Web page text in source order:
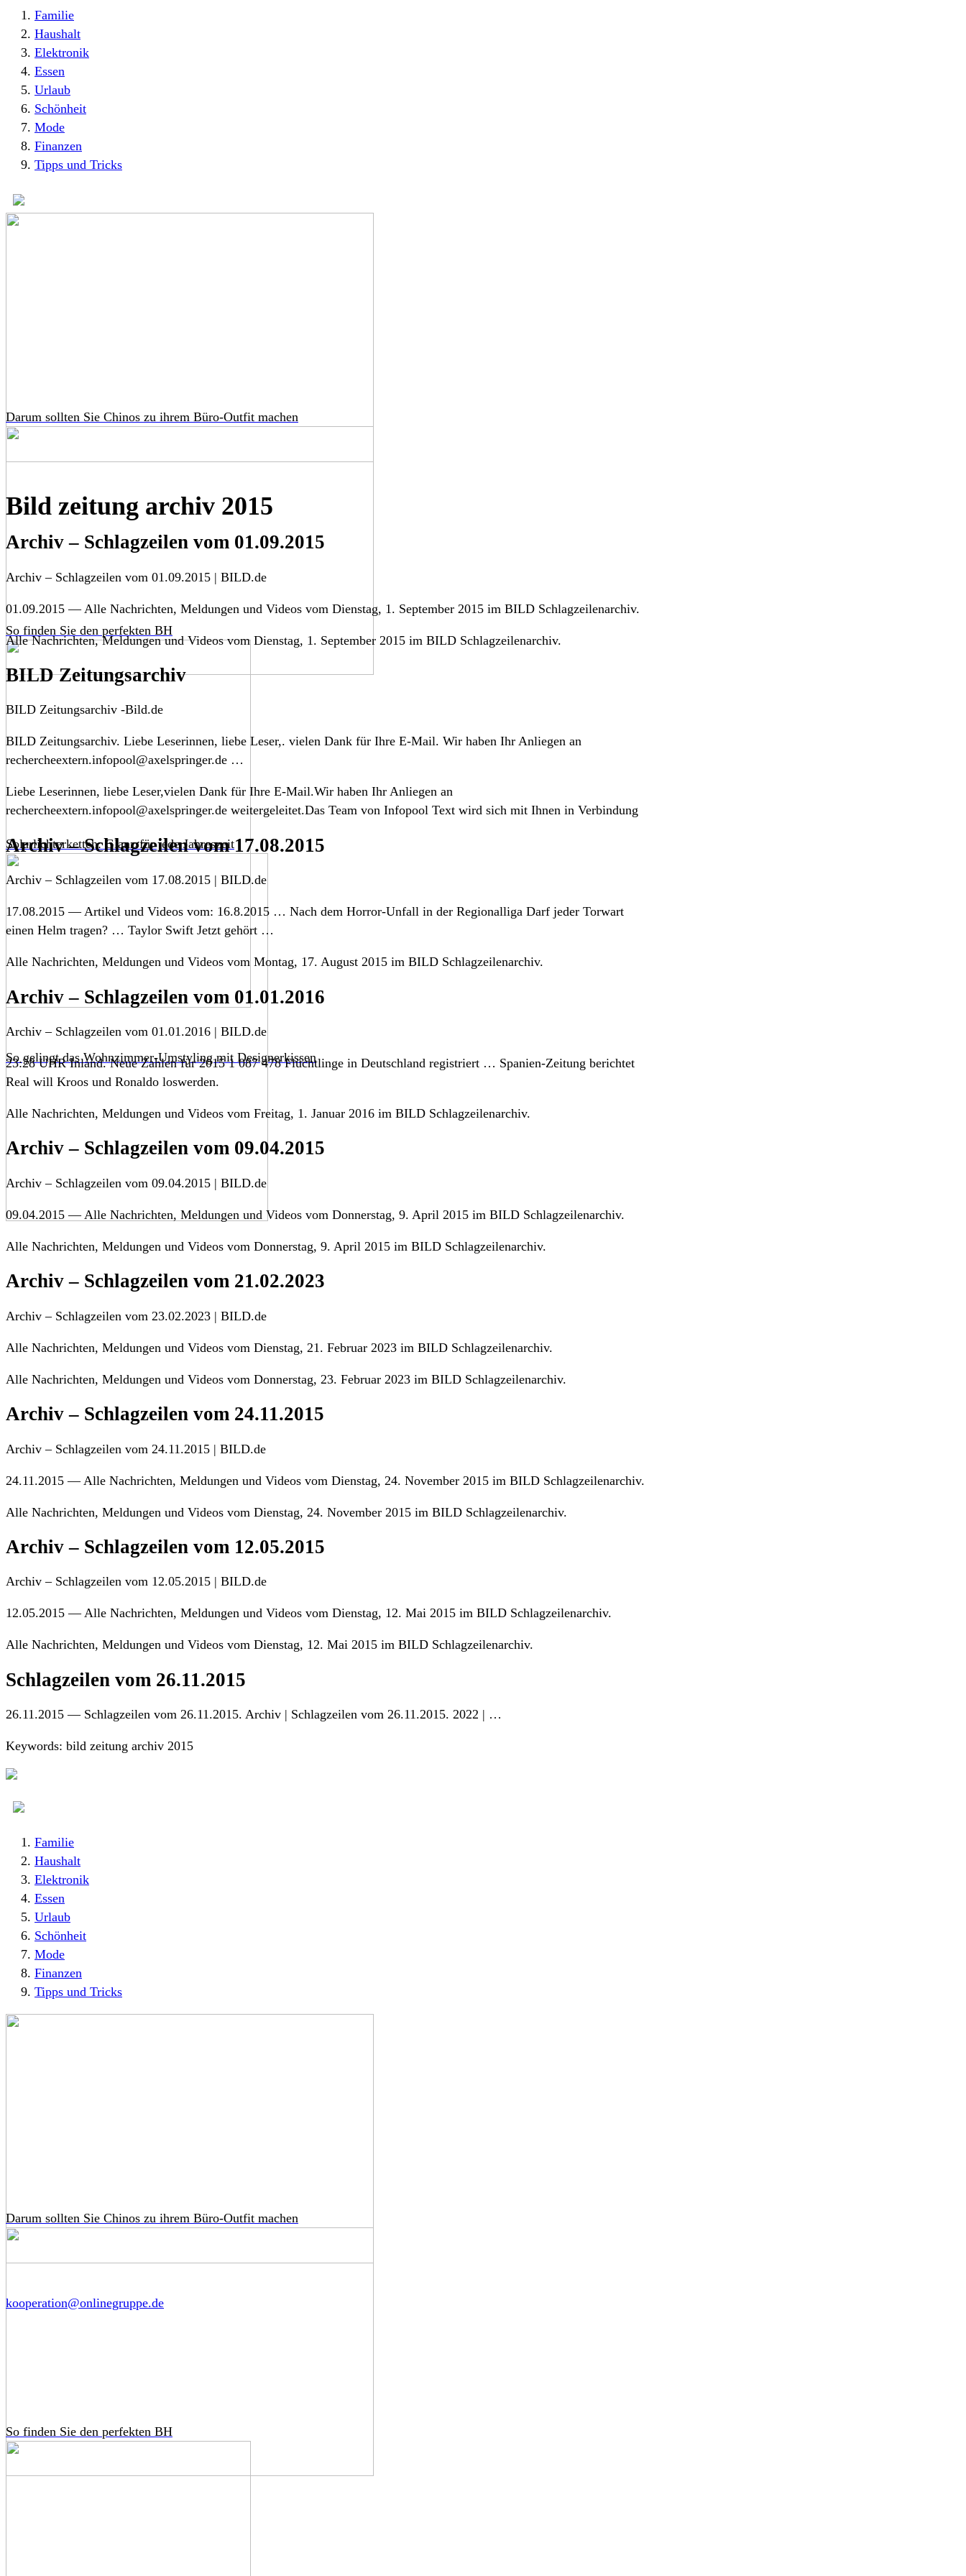
Familie
Haushalt
Elektronik
Essen
Urlaub
Schönheit
Mode
Finanzen
Tipps und Tricks
Darum sollten Sie Chinos zu ihrem Büro-Outfit machen
So finden Sie den perfekten BH
Solarlichterketten: Glanz für jede Jahreszeit
So gelingt das Wohnzimmer-Umstyling mit Designerkissen
Bild zeitung archiv 2015
Archiv – Schlagzeilen vom 01.09.2015
Archiv – Schlagzeilen vom 01.09.2015 | BILD.de
01.09.2015 — Alle Nachrichten, Meldungen und Videos vom Dienstag, 1. September 2015 im BILD Schlagzeilenarchiv.
Alle Nachrichten, Meldungen und Videos vom Dienstag, 1. September 2015 im BILD Schlagzeilenarchiv.
BILD Zeitungsarchiv
BILD Zeitungsarchiv -Bild.de
BILD Zeitungsarchiv. Liebe Leserinnen, liebe Leser,. vielen Dank für Ihre E-Mail. Wir haben Ihr Anliegen an
rechercheextern.infopool@axelspringer.de …
Liebe Leserinnen, liebe Leser,vielen Dank für Ihre E-Mail.Wir haben Ihr Anliegen an
rechercheextern.infopool@axelspringer.de weitergeleitet.Das Team von Infopool Text wird sich mit Ihnen in Verbindung
Archiv – Schlagzeilen vom 17.08.2015
Archiv – Schlagzeilen vom 17.08.2015 | BILD.de
17.08.2015 — Artikel und Videos vom: 16.8.2015 … Nach dem Horror-Unfall in der Regionalliga Darf jeder Torwart
einen Helm tragen? … Taylor Swift Jetzt gehört …
Alle Nachrichten, Meldungen und Videos vom Montag, 17. August 2015 im BILD Schlagzeilenarchiv.
Archiv – Schlagzeilen vom 01.01.2016
Archiv – Schlagzeilen vom 01.01.2016 | BILD.de
23:28 UHR Inland. Neue Zahlen für 2015 1 087 478 Flüchtlinge in Deutschland registriert … Spanien-Zeitung berichtet
Real will Kroos und Ronaldo loswerden.
Alle Nachrichten, Meldungen und Videos vom Freitag, 1. Januar 2016 im BILD Schlagzeilenarchiv.
Archiv – Schlagzeilen vom 09.04.2015
Archiv – Schlagzeilen vom 09.04.2015 | BILD.de
09.04.2015 — Alle Nachrichten, Meldungen und Videos vom Donnerstag, 9. April 2015 im BILD Schlagzeilenarchiv.
Alle Nachrichten, Meldungen und Videos vom Donnerstag, 9. April 2015 im BILD Schlagzeilenarchiv.
Archiv – Schlagzeilen vom 21.02.2023
Archiv – Schlagzeilen vom 23.02.2023 | BILD.de
Alle Nachrichten, Meldungen und Videos vom Dienstag, 21. Februar 2023 im BILD Schlagzeilenarchiv.
Alle Nachrichten, Meldungen und Videos vom Donnerstag, 23. Februar 2023 im BILD Schlagzeilenarchiv.
Archiv – Schlagzeilen vom 24.11.2015
Archiv – Schlagzeilen vom 24.11.2015 | BILD.de
24.11.2015 — Alle Nachrichten, Meldungen und Videos vom Dienstag, 24. November 2015 im BILD Schlagzeilenarchiv.
Alle Nachrichten, Meldungen und Videos vom Dienstag, 24. November 2015 im BILD Schlagzeilenarchiv.
Archiv – Schlagzeilen vom 12.05.2015
Archiv – Schlagzeilen vom 12.05.2015 | BILD.de
12.05.2015 — Alle Nachrichten, Meldungen und Videos vom Dienstag, 12. Mai 2015 im BILD Schlagzeilenarchiv.
Alle Nachrichten, Meldungen und Videos vom Dienstag, 12. Mai 2015 im BILD Schlagzeilenarchiv.
Schlagzeilen vom 26.11.2015
26.11.2015 — Schlagzeilen vom 26.11.2015. Archiv | Schlagzeilen vom 26.11.2015. 2022 | …
Keywords: bild zeitung archiv 2015
Familie
Haushalt
Elektronik
Essen
Urlaub
Schönheit
Mode
Finanzen
Tipps und Tricks
Darum sollten Sie Chinos zu ihrem Büro-Outfit machen
So finden Sie den perfekten BH
kooperation@onlinegruppe.de